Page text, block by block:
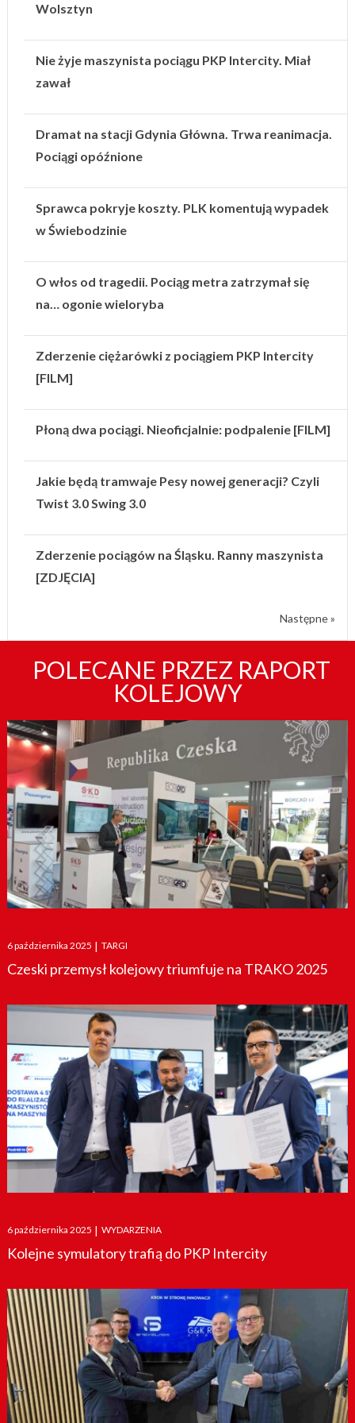
Wolsztyn
Nie żyje maszynista pociągu PKP Intercity. Miał
zawał
Dramat na stacji Gdynia Główna. Trwa reanimacja.
Pociągi opóźnione
Sprawca pokryje koszty. PLK komentują wypadek
w Świebodzinie
O włos od tragedii. Pociąg metra zatrzymał się
na… ogonie wieloryba
Zderzenie ciężarówki z pociągiem PKP Intercity
[FILM]
Płoną dwa pociągi. Nieoficjalnie: podpalenie [FILM]
Jakie będą tramwaje Pesy nowej generacji? Czyli
Twist 3.0 Swing 3.0
Zderzenie pociągów na Śląsku. Ranny maszynista
[ZDJĘCIA]
Następne »
POLECANE PRZEZ RAPORT
KOLEJOWY
Posted
on
6 października 2025 | TARGI
Czeski przemysł kolejowy triumfuje na TRAKO 2025
Posted
on
6 października 2025 | WYDARZENIA
Kolejne symulatory trafią do PKP Intercity